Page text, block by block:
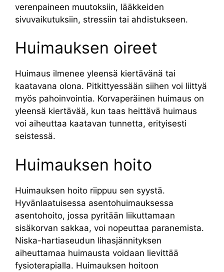
verenpaineen muutoksiin, lääkkeiden
sivuvaikutuksiin, stressiin tai ahdistukseen.
Huimauksen oireet
Huimaus ilmenee yleensä kiertävänä tai
kaatavana olona. Pitkittyessään siihen voi liittyä
myös pahoinvointia. Korvaperäinen huimaus on
yleensä kiertävää, kun taas heittävä huimaus
voi aiheuttaa kaatavan tunnetta, erityisesti
seistessä.
Huimauksen hoito
Huimauksen hoito riippuu sen syystä.
Hyvänlaatuisessa asentohuimauksessa
asentohoito, jossa pyritään liikuttamaan
sisäkorvan sakkaa, voi nopeuttaa paranemista.
Niska-hartiaseudun lihasjännityksen
aiheuttamaa huimausta voidaan lievittää
fysioterapialla. Huimauksen hoitoon